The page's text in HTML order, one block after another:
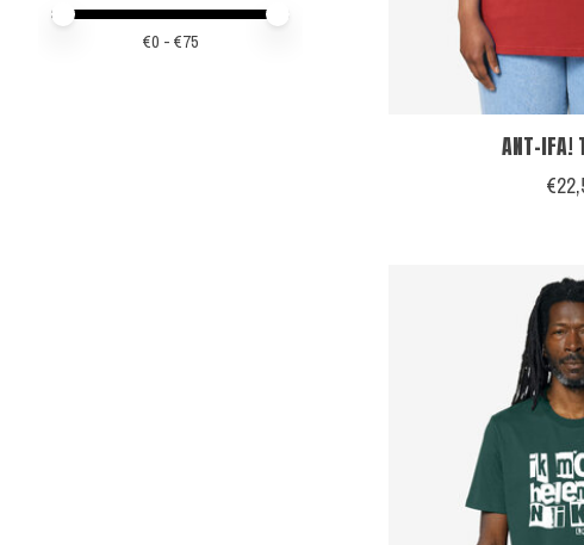
Minimale prijswaarde
Price maximum value
€0 - €75
ANT-IFA!